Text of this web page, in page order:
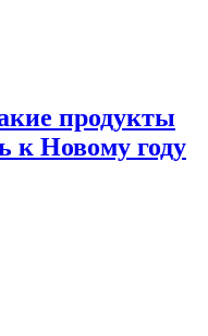
продукты
к Новому году